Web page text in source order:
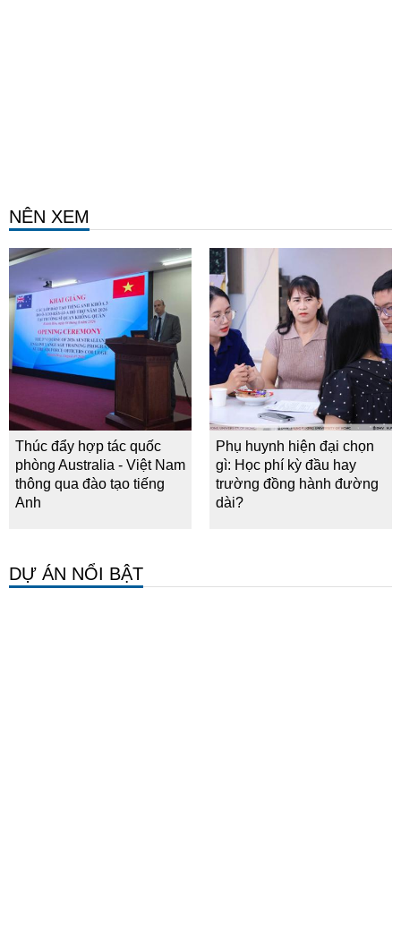
NÊN XEM
Thúc đẩy hợp tác quốc
phòng Australia - Việt Nam
thông qua đào tạo tiếng
Anh
Phụ huynh hiện đại chọn
gì: Học phí kỳ đầu hay
trường đồng hành đường
dài?
DỰ ÁN NỔI BẬT